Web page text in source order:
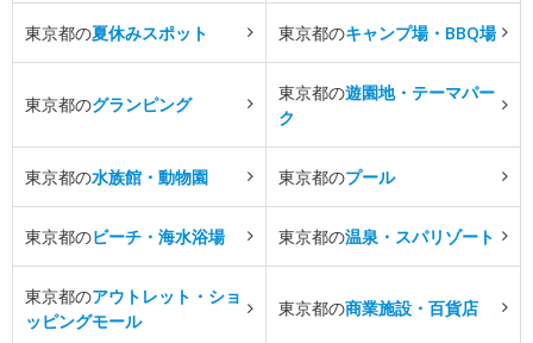
東京都の夏休みスポット 東京都のキャンプ場・BBQ場
東京都のグランピング
東京都の遊園地・テーマパー
ク
東京都の水族館・動物園 東京都のプール
東京都のビーチ・海水浴場 東京都の温泉・スパリゾート
東京都のアウトレット・ショ
ッピングモール
東京都の商業施設・百貨店